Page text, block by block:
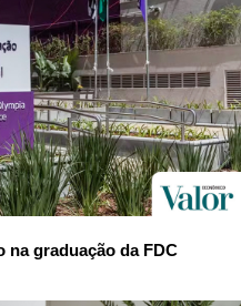
graduação da FDC